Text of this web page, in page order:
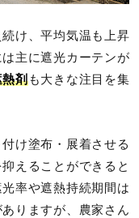
け、平均気温も上昇
主に遮光カーテンが
熱剤も大きな注目を集
け塗布・展着させる
えることができると
率や遮熱持続期間は
りますが、農家さん